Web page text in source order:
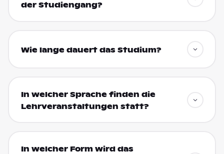
der Studiengang?
Wie lange dauert das Studium?
In welcher Sprache finden die
Lehrveranstaltungen statt?
In welcher Form wird das